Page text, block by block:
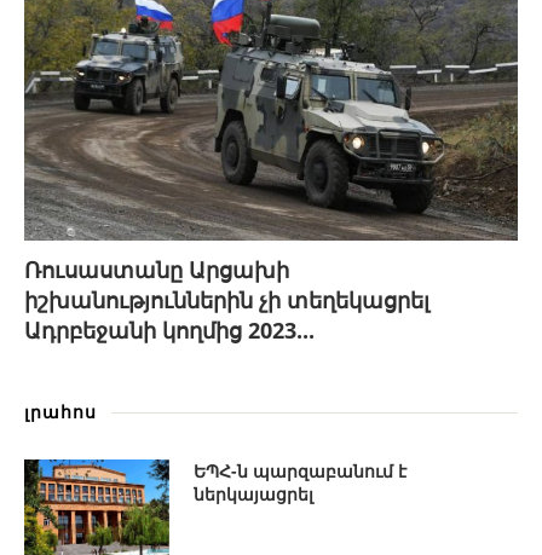
Ռուսաստանը Արցախի
իշխանություններին չի տեղեկացրել
Ադրբեջանի կողմից 2023...
լրահոս
ԵՊՀ-ն պարզաբանում է
ներկայացրել